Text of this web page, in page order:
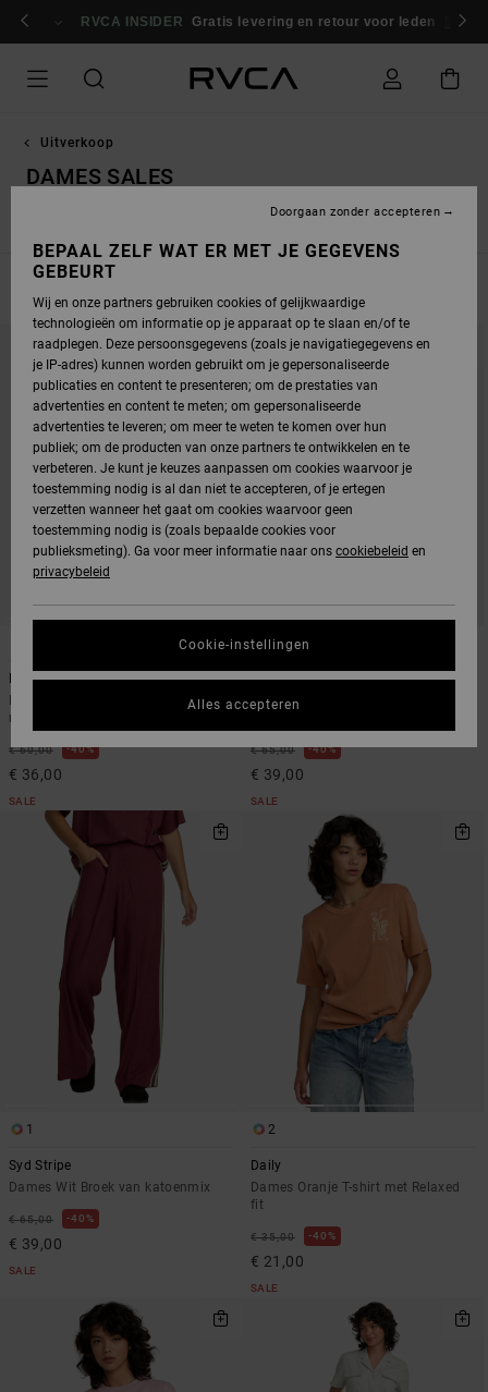
NAAR
RVCA INSIDER Gratis levering en retour voor leden
Uitverkoop
DAMES SALES
OVERSLAAN
NAAR
NAAR
SORTEREN
Rugby
Dames Groen Rugbyshirt met lange
mouw
€ 60,00 40%
€ 36,00
SALE
1
Syd Stripe
Dames Wit Overhemd met Korte
€ 65,00 40%
€ 39,00
SALE
1
Syd Stripe
Dames Wit Broek van katoenmix
€ 65,00 40%
€ 39,00
SALE
2
Daily
Dames Oranje T-shirt met Relaxed
fit
€ 35,00 40%
€ 21,00
SALE
BEPAAL ZELF WAT ER MET JE GEGEVENS
GEBEURT
Wij en onze partners gebruiken cookies of gelijkwaardige
technologieën om informatie op je apparaat op te slaan en/of te
raadplegen. Deze persoonsgegevens (zoals je navigatiegegevens en
je IP-adres) kunnen worden gebruikt om je gepersonaliseerde
publicaties en content te presenteren; om de prestaties van
advertenties en content te meten; om gepersonaliseerde
advertenties te leveren; om meer te weten te komen over hun
publiek; om de producten van onze partners te ontwikkelen en te
verbeteren. Je kunt je keuzes aanpassen om cookies waarvoor je
toestemming nodig is al dan niet te accepteren, of je ertegen
verzetten wanneer het gaat om cookies waarvoor geen
toestemming nodig is (zoals bepaalde cookies voor
publieksmeting). Ga voor meer informatie naar ons cookiebeleid en
privacybeleid
Cookie-instellingen
Doorgaan zonder accepteren
Alles accepteren